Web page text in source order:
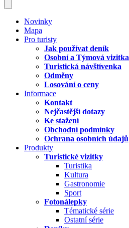
Novinky
Mapa
Pro turisty
Jak používat deník
Osobní a Týmová vizitka
Turistická návštívenka
Odměny
Losování o ceny
Informace
Kontakt
Nejčastější dotazy
Ke stažení
Obchodní podmínky
Ochrana osobních údajů
Produkty
Turistické vizitky
Turistika
Kultura
Gastronomie
Sport
Fotonálepky
Tématické série
Ostatní série